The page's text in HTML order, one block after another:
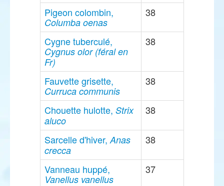
Pigeon colombin,
Columba oenas
38
Cygne tuberculé,
Cygnus olor (féral en
Fr)
38
Fauvette grisette,
Curruca communis
38
Chouette hulotte, Strix
aluco
38
Sarcelle d'hiver, Anas
crecca
38
Vanneau huppé,
Vanellus vanellus
37